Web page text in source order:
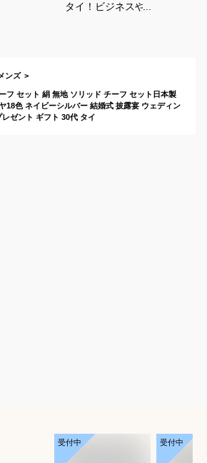
タイ！ビジネスやフ
ンズ
フ セット 絹 無地 ソリッド チーフ セット日本製
18色 ネイビーシルバー 結婚式 披露宴 ウェディン
ゼント ギフト 30代 タイ
受付中 受付中